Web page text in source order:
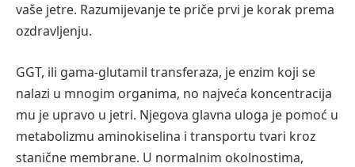
vaše jetre. Razumijevanje te priče prvi je korak prema
ozdravljenju.
GGT, ili gama-glutamil transferaza, je enzim koji se
nalazi u mnogim organima, no najveća koncentracija
mu je upravo u jetri. Njegova glavna uloga je pomoć u
metabolizmu aminokiselina i transportu tvari kroz
stanične membrane. U normalnim okolnostima,